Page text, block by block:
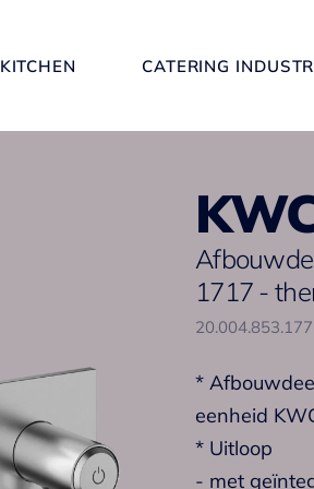
KITCHEN CATERING
1717 -
20.004.853.177
*
eenheid
* Uitloop
- met